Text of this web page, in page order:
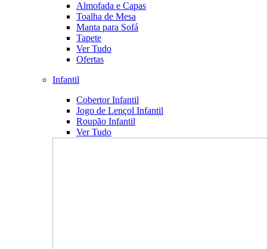
Almofada e Capas
Toalha de Mesa
Manta para Sofá
Tapete
Ver Tudo
Ofertas
Infantil
Cobertor Infantil
Jogo de Lençol Infantil
Roupão Infantil
Ver Tudo